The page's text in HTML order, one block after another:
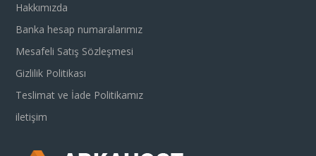
Hakkımızda
Banka hesap numaralarımız
Mesafeli Satış Sözleşmesi
Gizlilik Politikası
Teslimat ve İade Politikamız
iletişim